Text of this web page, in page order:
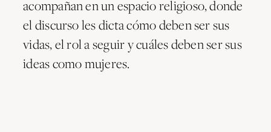
acompañan en un espacio religioso, donde
el discurso les dicta cómo deben ser sus
vidas, el rol a seguir y cuáles deben ser sus
ideas como mujeres.